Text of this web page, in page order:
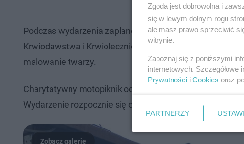
Podczas wydarzenia zaplanowano też pokazy
Krwiodawstwa i Krwiolecznictwa w Radomiu.
malowanie twarzy.
Charytatywny motopiknik odbędzie się już jutro, 14
Wydarzenie rozpocznie się o godz. 10.00 i potrwa do
Zgoda jest dobrowolna i
się w lewym dolnym rogu
ale masz prawo sprzeciwić
witrynie.
Zapoznaj się z poniższymi
internetowych.
Prywatności i Cookies oraz
PARTNERZY